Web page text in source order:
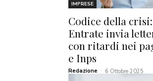
IMPRESE
Codice della
Entrate invia
con ritardi nei
e Inps
Redazione - 6 Ottobre 2025